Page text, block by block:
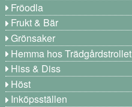
Fröodla
Frukt & Bär
Grönsaker
Hemma hos Trädgårdstrollet
Hiss & Diss
Höst
Inköpsställen